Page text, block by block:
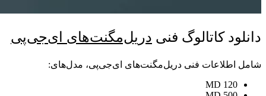
دانلود کاتالوگ فنی دریل‌مگنت‌های ای‌جی‌پی
شامل اطلاعات فنی دریل‌مگنت‌های ای‌جی‌پی، مدل‌های:
MD 120